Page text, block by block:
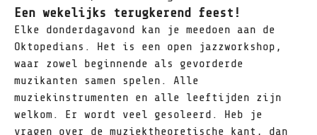
Een wekelijks terugkerend feest!
Elke donderdagavond kan je meedoen aan de
Oktopedians. Het is een open jazzworkshop,
waar zowel beginnende als gevorderde
muzikanten samen spelen. Alle
muziekinstrumenten en alle leeftijden zijn
welkom. Er wordt veel gesoleerd. Heb je
vragen over de muziektheoretische kant, dan